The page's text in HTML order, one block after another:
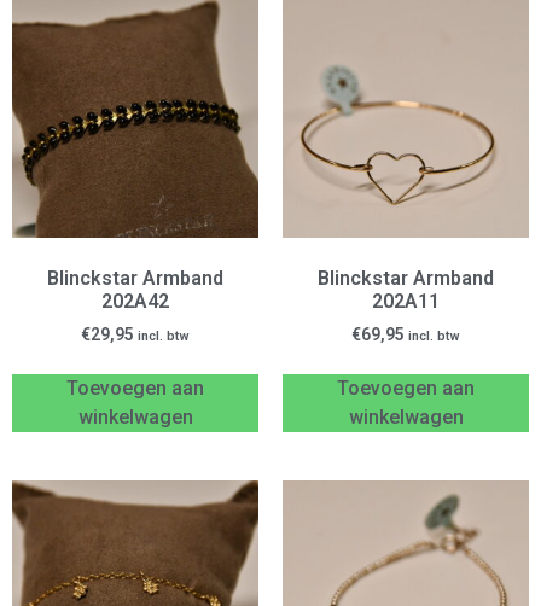
Blinckstar Armband
202A42
€29,95 incl. btw
Toevoegen aan
winkelwagen
Blinckstar Armband
202A11
€69,95 incl. btw
Toevoegen aan
winkelwagen